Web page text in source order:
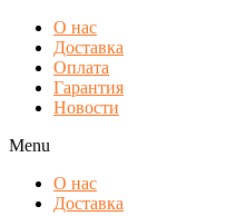
О нас
Доставка
Оплата
Гарантия
Новости
Menu
О нас
Доставка